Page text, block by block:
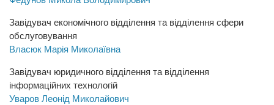
Завідувач економічного відділення та відділення сфери
обслуговування
Власюк Марія Миколаївна
Завідувач юридичного відділення та відділення
інформаційних технологій
Уваров Леонід Миколайович